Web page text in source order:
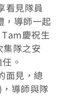
看見隊員
，導師一起
慶祝生
集隊之安
。
面見，總
導師與隊